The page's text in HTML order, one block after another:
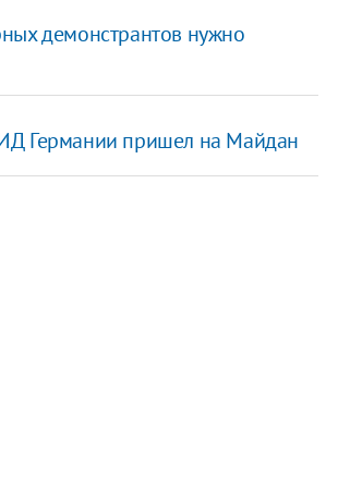
демонстрантов нужно
Германии пришел на Майдан